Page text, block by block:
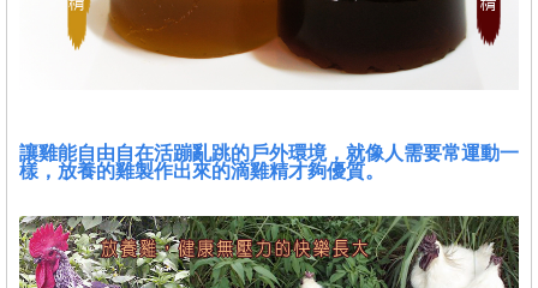
讓雞能自由自在活蹦亂跳的戶外環境，就像人需要常運動一
樣，放養的雞製作出來的滴雞精才夠優質。